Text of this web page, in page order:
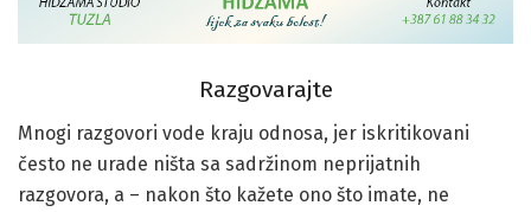
Razgovarajte
Mnogi razgovori vode kraju odnosa, jer iskritikovani
često ne urade ništa sa sadržinom neprijatnih
razgovora, a – nakon što kažete ono što imate, ne